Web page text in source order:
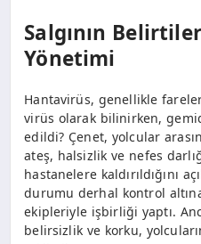
Salgının
Yönetimi
Hantavirüs, genellikle
virüs olarak bilinirken,
edildi? Çenet, yolcular
ateş, halsizlik ve nefes
hastanelere kaldırıldığını
durumu derhal kontrol
ekipleriyle işbirliği yaptı.
belirsizlik ve korku,